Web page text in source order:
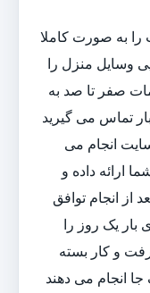
را به صورت کاملا
وسایل منزل را
صفر تا صد به
تماس می گیرید
انجام می
ارائه داده و
از انجام توافق
یک روز را
و کار بسته
انجام می دهند